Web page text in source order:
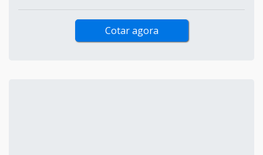
Cotar agora